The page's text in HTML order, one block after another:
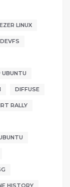
LINUX
DEVFS
UBUNTU
DIFFUSE
RALLY
HISTORY